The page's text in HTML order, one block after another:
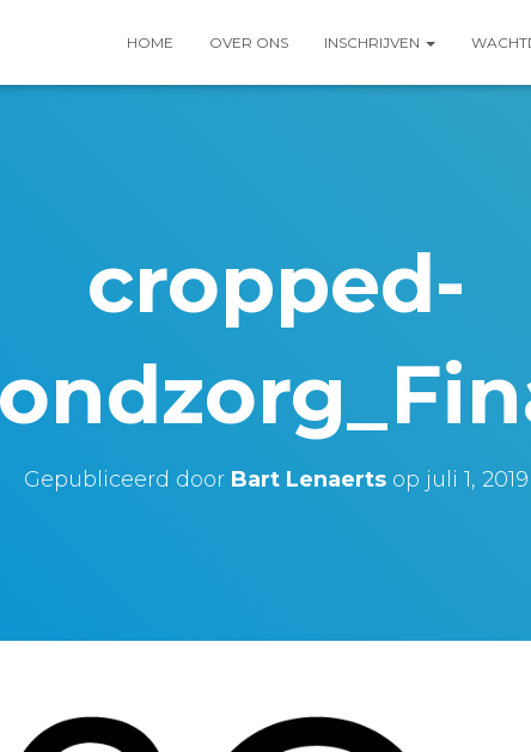
HOME OVER ONS INSCHRIJVEN
cropped-
Gepubliceerd door Bart Lenaerts op juli 1, 2019